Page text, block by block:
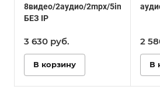
8видео/2аудио/2mpx/5in1/VGA/
БЕЗ IP
3 630 руб.
В корзину
2
В